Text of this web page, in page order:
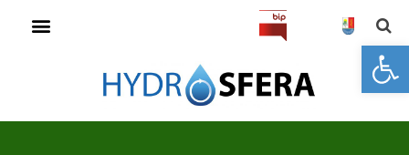
Open toolbar